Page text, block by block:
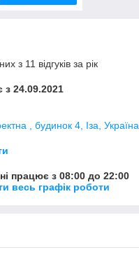
з 11 відгуків за рік
24.09.2021
, будинок 4, Іза, Україна
працює з 08:00 до 22:00
весь графік роботи